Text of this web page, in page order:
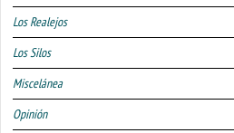
Los Realejos
Los Silos
Miscelánea
Opinión